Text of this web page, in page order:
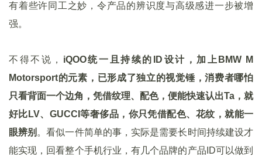
有着些许同工之妙，令产品的辨识度与高级感进一步被增
强。
不得不说， iQOO统一且持续的ID设计，加上BMW M
Motorsport的元素，已形成了独立的视觉锤，消费者哪怕
只看背面一个边角，凭借纹理、配色，便能快速认出Ta，就
好比LV、GUCCI等奢侈品，你只凭借配色、花纹，就能一
眼辨别 。看似一件简单的事，实际是需要长时间持续建设才
能实现，回看整个手机行业，有几个品牌的产品ID可以做到